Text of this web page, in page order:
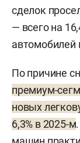
сделок
— всего на
По причине
премиум-
новых
6,3% в 2025-м